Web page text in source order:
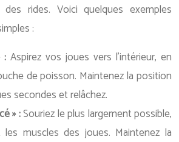
des rides. Voici quelques exemples
:
: Aspirez vos joues vers l’intérieur, en
de poisson. Maintenez la position
secondes et relâchez.
» :Souriez le plus largement possible,
muscles des joues. Maintenez la